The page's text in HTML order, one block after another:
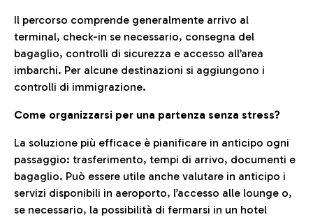
Il percorso comprende generalmente arrivo al
terminal, check-in se necessario, consegna del
bagaglio, controlli di sicurezza e accesso all’area
imbarchi. Per alcune destinazioni si aggiungono i
controlli di immigrazione.
Come organizzarsi per una partenza senza stress?
La soluzione più efficace è pianificare in anticipo ogni
passaggio: trasferimento, tempi di arrivo, documenti e
bagaglio. Può essere utile anche valutare in anticipo i
servizi disponibili in aeroporto, l’accesso alle lounge o,
se necessario, la possibilità di fermarsi in un hotel